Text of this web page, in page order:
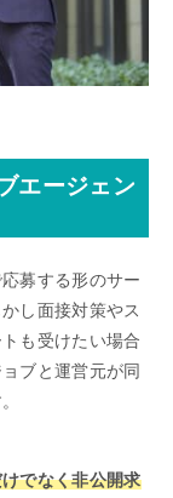
エージェン
募する形のサー
し面接対策やス
も受けたい場合
ブと運営元が同
でなく非公開求